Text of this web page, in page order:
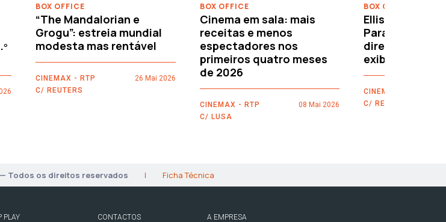
BOX OFFICE
“The Mandalorian e
Grogu”: estreia mundial
modesta mas rentável
CINEMAX - RTP
C/ REUTERS
26 Mai 2026
BOX OFFICE
Cinema em sala: mais
receitas e menos
espectadores nos
primeiros quatro meses
de 2026
CINEMAX - RTP
C/ LUSA
08 Mai 2026
BOX OFFICE
Ellison leva o
directamente
exibidores
CINEMAX - RTP
C/ REUTERS
Todos os direitos reservados | Ficha Técnica
PLAY
CONTACTOS
A EMPRESA